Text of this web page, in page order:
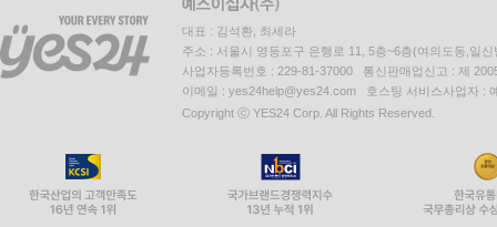
대표 : 김석환, 최세라
주소 : 서울시 영등포구 은행로 11, 5층~6층(여의도동,일신
사업자등록번호 : 229-81-37000 통신판매업신고 : 제
이메일 : yes24help@yes24.com 호스팅 서비스사업자 :
Copyright ⓒ YES24 Corp. All Rights Reserved.